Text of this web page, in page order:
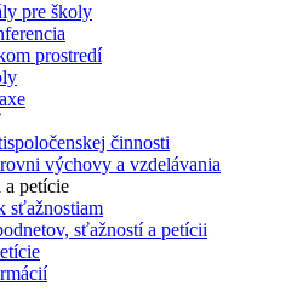
pre školy
prostredí
činnosti
výchovy a vzdelávania
a petície
sťažnostiam
sťažností a petícii